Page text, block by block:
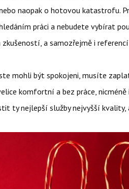
naopak o hotovou katastrofu.
práci a nebudete vybírat
zkušeností, a samozřejmě i
mohli být spokojeni, musíte
komfortní a bez práce, nicméně i
ty nejlepší služby nejvyšší kvality,